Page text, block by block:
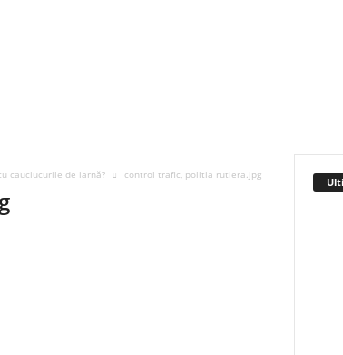
cauciucurile de iarnă? control trafic, politia rutiera.jpg